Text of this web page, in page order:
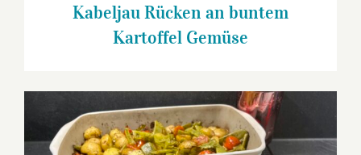
Kabeljau Rücken an buntem
Kartoffel Gemüse